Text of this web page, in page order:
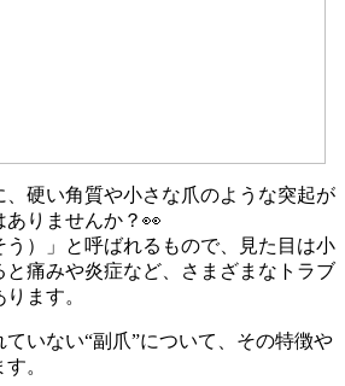
、硬い角質や小さな爪のような突起が
ありませんか？👀
う）」と呼ばれるもので、見た目は小
と痛みや炎症など、さまざまなトラブ
ます。
いない“副爪”について、その特徴や
。